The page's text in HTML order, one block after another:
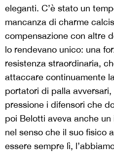
eleganti. C’è stato un
mancanza di charme
compensazione con altre
lo rendevano unico: una
resistenza straordinaria,
attaccare continuamente
portatori di palla
pressione i difensori che
poi Belotti aveva anche
nel senso che il suo fisico
essere sempre lì,